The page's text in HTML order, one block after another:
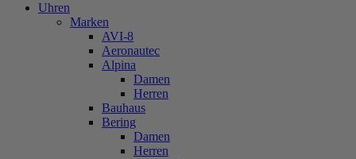
Uhren
Marken
AVI-8
Aeronautec
Alpina
Damen
Herren
Bauhaus
Bering
Damen
Herren